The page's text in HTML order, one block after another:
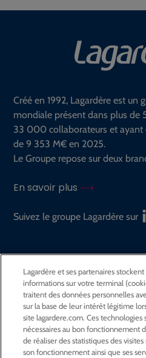
Créé en 1992, Lagardère est un
mondiale présent dans plus de
33 000 collaborateurs et ayant
de 9 353 M€ en 2025.
Le Groupe repose sur deux
En savoir plus
Suivez le groupe Lagardère sur
ACTIVITÉS
ACTIONNAIRES &
Lagardère et ses partenaires
informations sur votre terminal
traitent des données personnelles
sur la base de leur intérêt légitime
site lagardere.com. Ces
nécessaires au bon fonctionnement
de réaliser des statistiques des
son fonctionnement ainsi que ses